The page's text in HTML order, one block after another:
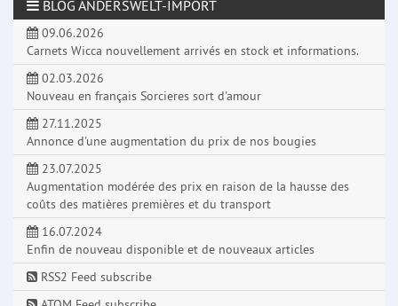
BLOG ANDERSWELT-IMPORT
09.06.2026
Carnets Wicca nouvellement arrivés en stock et informations.
02.03.2026
Nouveau en français Sorcieres sort d'amour
27.11.2025
Annonce d'une augmentation du prix de nos bougies
23.07.2025
Augmentation modérée des prix en raison de la hausse des
coûts des matières premières et du transport
16.07.2024
Enfin de nouveau disponible et de nouveaux articles
RSS2 Feed subscribe